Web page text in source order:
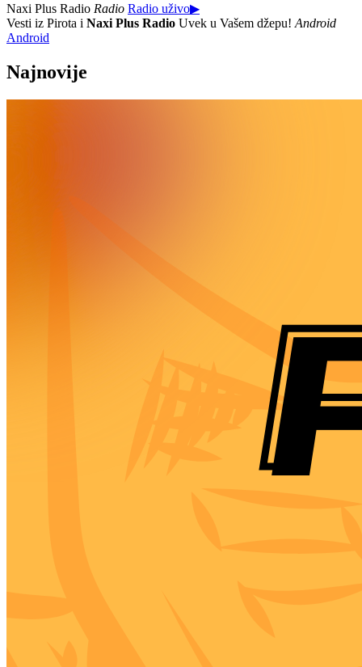
Naxi Plus Radio Radio Radio uživo▶
Vesti iz Pirota i Naxi Plus Radio Uvek u Vašem džepu! Android
Android
Najnovije